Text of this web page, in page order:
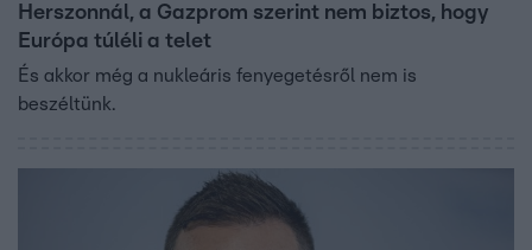
Herszonnál, a Gazprom szerint nem biztos, hogy
Európa túléli a telet
És akkor még a nukleáris fenyegetésről nem is
beszéltünk.